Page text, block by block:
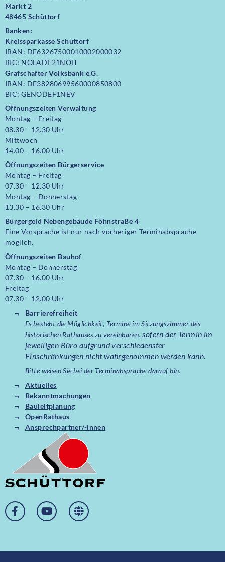
Markt 2
48465 Schüttorf
Banken:
Kreissparkasse Schüttorf
IBAN: DE63267500010002000032
BIC: NOLADE21NOH
Grafschafter Volksbank e.G.
IBAN: DE38280699560000850800
BIC: GENODEF1NEV
Öffnungszeiten Verwaltung
Montag – Freitag
08.30 – 12.30 Uhr
Mittwoch
14.00 – 16.00 Uhr
Öffnungszeiten Bürgerservice
Montag – Freitag
07.30 – 12.30 Uhr
Montag – Donnerstag
13.30 – 16.30 Uhr
Bürgergeld Nebengebäude Föhnstraße 4
Eine Vorsprache ist nur nach vorheriger Terminabsprache
möglich.
Öffnungszeiten Bauhof
Montag – Donnerstag
07.30 – 16.00 Uhr
Freitag
07.30 – 12.00 Uhr
Barrierefreiheit
Es besteht die Möglichkeit, Termine im Sitzungszimmer des
historischen Rathauses zu vereinbaren,sofern der Termin im
jeweiligen Büro aufgrund verschiedenster
Einschränkungen nicht wahrgenommen werden kann.
Bitte weisen Sie bei der Terminabsprache darauf hin.
Aktuelles
Bekanntmachungen
Bauleitplanung
OpenRathaus
Ansprechpartner/-innen